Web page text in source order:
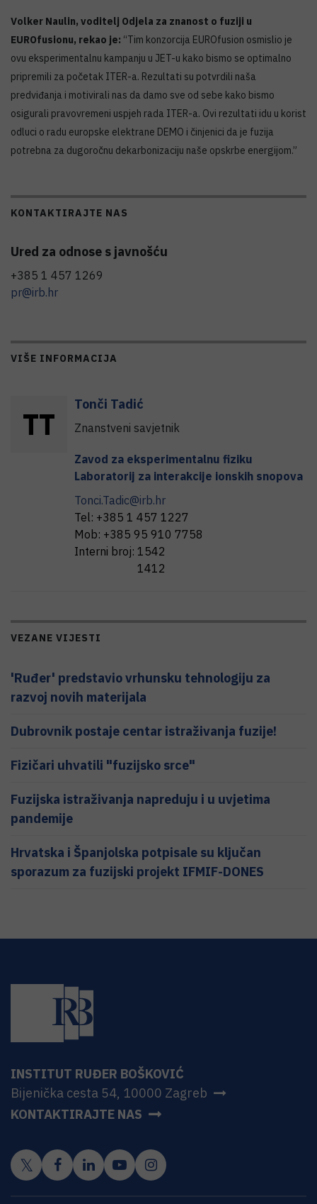
Volker Naulin, voditelj Odjela za znanost o fuziji u
EUROfusionu, rekao je: “Tim konzorcija EUROfusion osmislio je
ovu eksperimentalnu kampanju u JET-u kako bismo se optimalno
pripremili za početak ITER-a. Rezultati su potvrdili naša
predviđanja i motivirali nas da damo sve od sebe kako bismo
osigurali pravovremeni uspjeh rada ITER-a. Ovi rezultati idu u korist
odluci o radu europske elektrane DEMO i činjenici da je fuzija
potrebna za dugoročnu dekarbonizaciju naše opskrbe energijom.”
KONTAKTIRAJTE NAS
Ured za odnose s javnošću
+385 1 457 1269
pr@irb.hr
VIŠE INFORMACIJA
TT
Tonči Tadić
Znanstveni savjetnik
Zavod za eksperimentalnu fiziku
Laboratorij za interakcije ionskih snopova
Tonci.Tadic@irb.hr
Tel: +385 1 457 1227
Mob: +385 95 910 7758
Interni broj: 1542
1412
VEZANE VIJESTI
'Ruđer' predstavio vrhunsku tehnologiju za
razvoj novih materijala
Dubrovnik postaje centar istraživanja fuzije!
Fizičari uhvatili "fuzijsko srce"
Fuzijska istraživanja napreduju i u uvjetima
pandemije
Hrvatska i Španjolska potpisale su ključan
sporazum za fuzijski projekt IFMIF-DONES
INSTITUT RUĐER BOŠKOVIĆ
Bijenička cesta 54, 10000 Zagreb
KONTAKTIRAJTE NAS